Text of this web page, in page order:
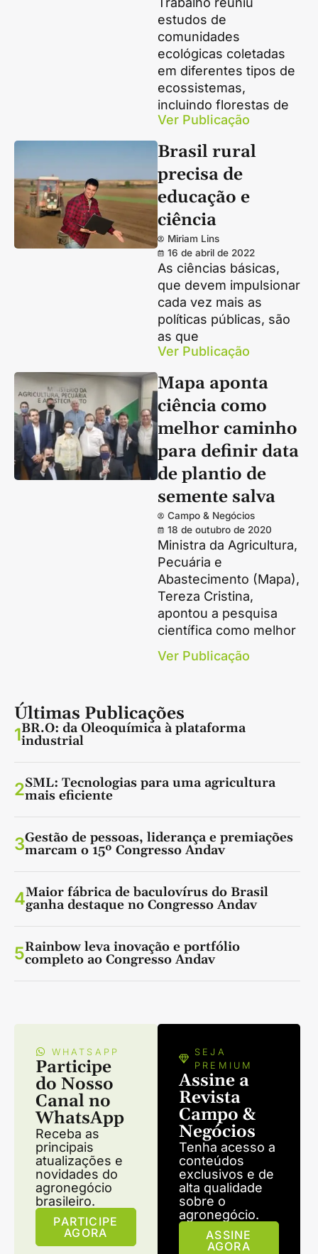
estudos de
comunidades
ecológicas coletadas
em diferentes tipos de
ecossistemas,
incluindo florestas de
Ver Publicação
Brasil rural
precisa de
educação e
ciência
Miriam Lins
16 de abril de 2022
As ciências básicas,
que devem impulsionar
cada vez mais as
políticas públicas, são
as que
Ver Publicação
Mapa aponta
ciência como
melhor caminho
para definir data
de plantio de
semente salva
Campo & Negócios
18 de outubro de 2020
Ministra da Agricultura,
Pecuária e
Abastecimento (Mapa),
Tereza Cristina,
apontou a pesquisa
científica como melhor
Ver Publicação
Últimas Publicações
1BR.O: da Oleoquímica à plataforma
industrial
2SML: Tecnologias para uma agricultura
mais eficiente
3Gestão de pessoas, liderança e premiações
marcam o 15º Congresso Andav
4Maior fábrica de baculovírus do Brasil
ganha destaque no Congresso Andav
5Rainbow leva inovação e portfólio
completo ao Congresso Andav
WHATSAPP
Participe
do Nosso
Canal no
WhatsApp
Receba as
principais
atualizações e
novidades do
agronegócio
brasileiro.
PARTICIPE
AGORA
SEJA
PREMIUM
Assine a
Revista
Campo &
Negócios
Tenha acesso a
conteúdos
exclusivos e de
alta qualidade
sobre o
agronegócio.
ASSINE
AGORA